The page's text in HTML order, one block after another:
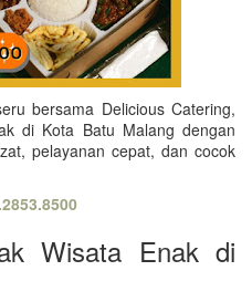
bersama Delicious Catering,
di Kota Batu Malang dengan
pelayanan cepat, dan cocok
Wisata Enak di